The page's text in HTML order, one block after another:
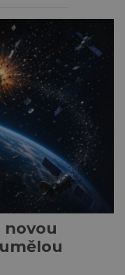
King’s College
včetně
firmy xAI Elona
bludné